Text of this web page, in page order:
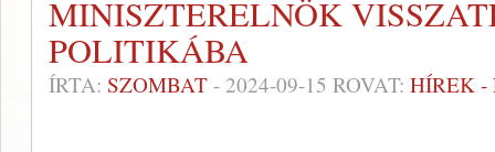
MINISZTERELNÖK
POLITIKÁBA
ÍRTA: SZOMBAT - 2024-09-15 ROVAT: HÍREK -